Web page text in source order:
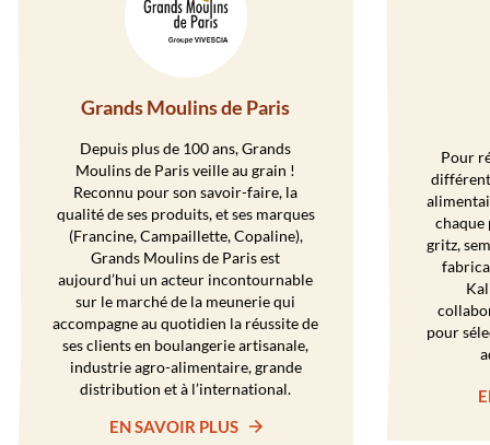
Grands Moulins de Paris
Depuis plus de 100 ans, Grands
Moulins de Paris veille au grain !
Reconnu pour son savoir-faire, la
qualité de ses produits, et ses marques
(Francine, Campaillette, Copaline),
Grands Moulins de Paris est
aujourd’hui un acteur incontournable
sur le marché de la meunerie qui
accompagne au quotidien la réussite de
ses clients en boulangerie artisanale,
industrie agro-alimentaire, grande
distribution et à l’international.
EN SAVOIR PLUS
Pour
chaque
gritz,
pour